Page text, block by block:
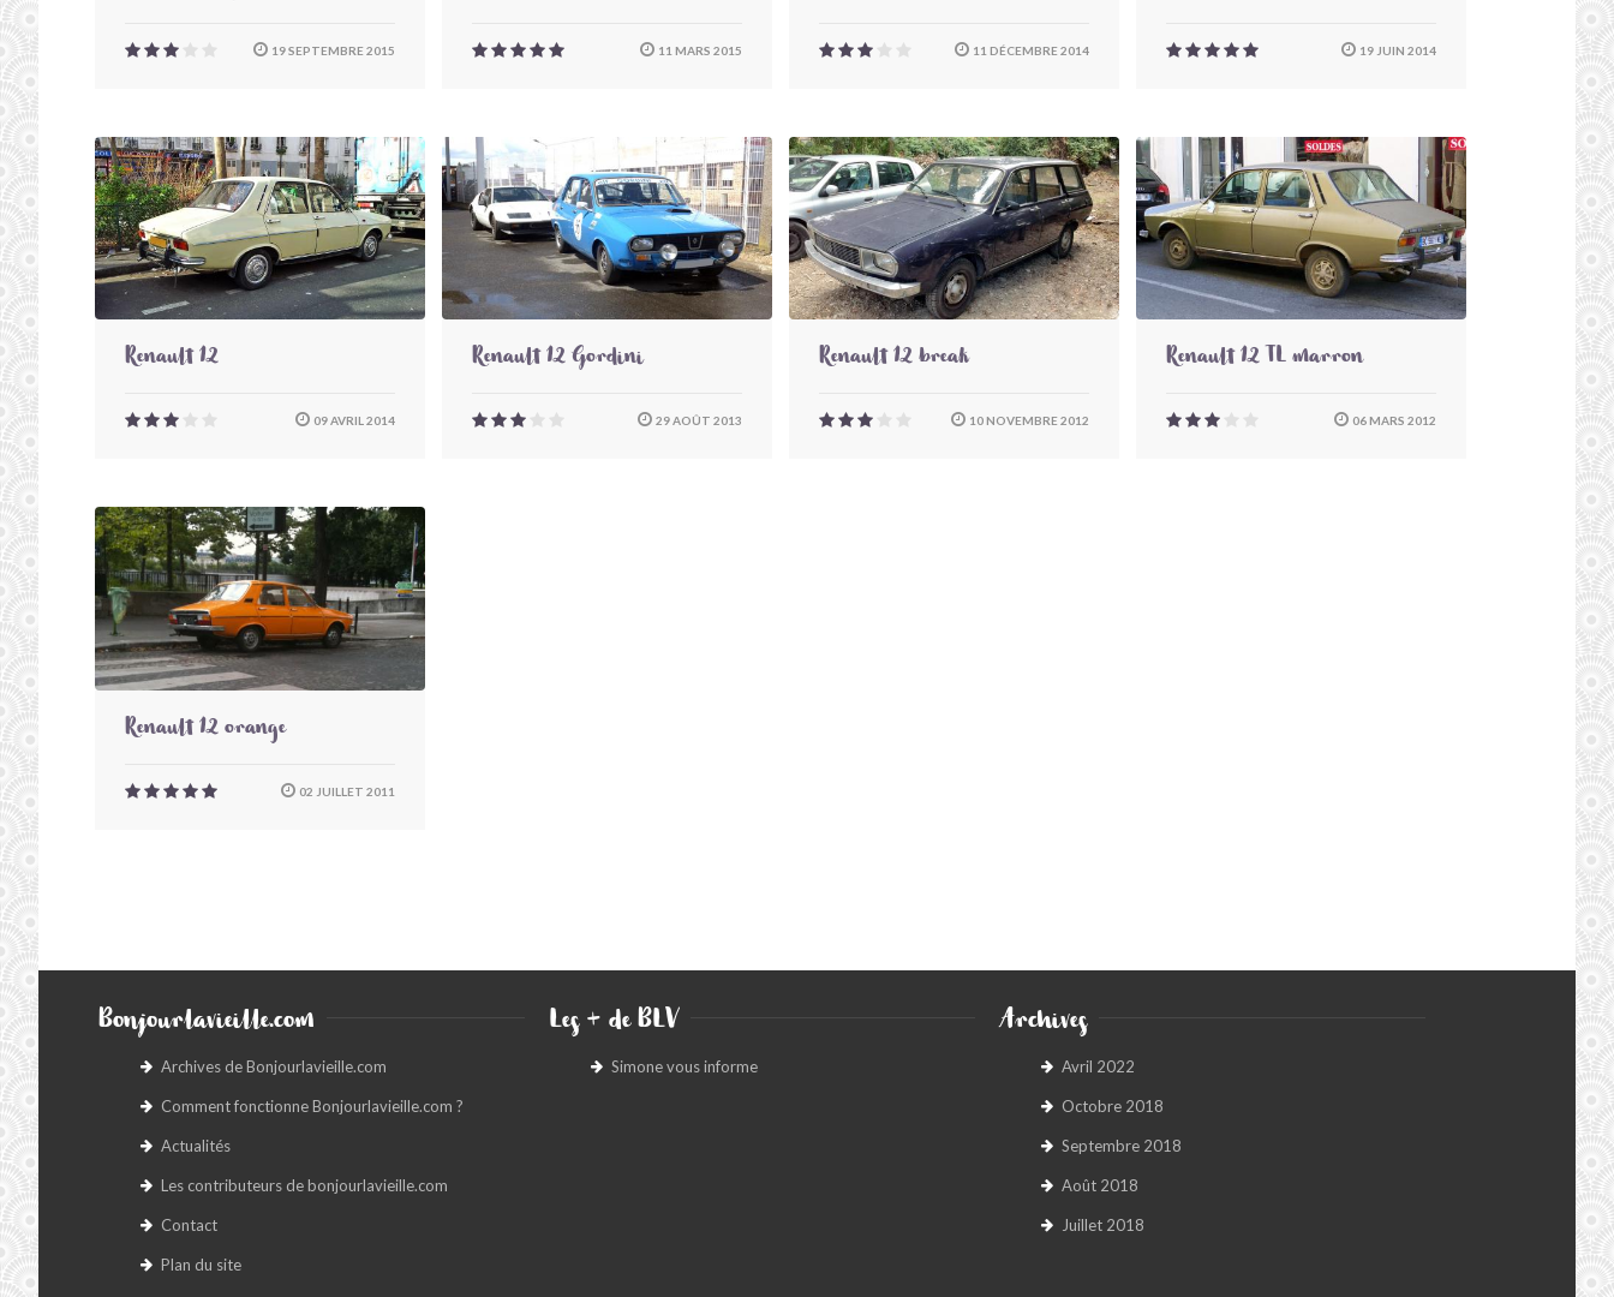
19 SEPTEMBRE 2015 11 MARS 2015 11 DÉCEMBRE 2014 19 JUIN 2014
Renault 12
09 AVRIL 2014
Renault 12 Gordini
29 AOÛT 2013
Renault 12 break
10 NOVEMBRE 2012
Renault 12 TL marron
06 MARS 2012
Renault 12 orange
02 JUILLET 2011
Bonjourlavieille.com
Archives de Bonjourlavieille.com
Comment fonctionne Bonjourlavieille.com ?
Actualités
Les contributeurs de bonjourlavieille.com
Contact
Plan du site
Les + de BLV
Simone vous informe
Archives
Avril 2022
Octobre 2018
Septembre 2018
Août 2018
Juillet 2018